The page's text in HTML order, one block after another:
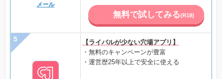
メール
無料で試してみる(R18)
【ライバルが少ない穴場アプリ】
・無料のキャンペーンが豊富
・運営歴25年以上で安全に使える